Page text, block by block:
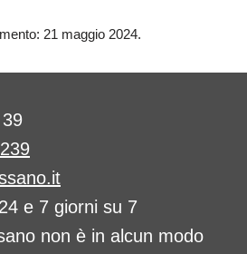
21 maggio 2024.
e 7 giorni su 7
non è in alcun modo